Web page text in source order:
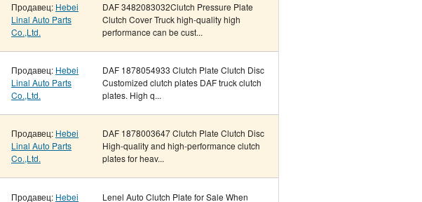
Продавец: Hebei
Linal Auto Parts
Co.,Ltd.
DAF 3482083032Clutch Pressure Plate
Clutch Cover Truck high-quality high
performance can be cust...
Продавец: Hebei
Linal Auto Parts
Co.,Ltd.
DAF 1878054933 Clutch Plate Clutch Disc
Customized clutch plates DAF truck clutch
plates. High q...
Продавец: Hebei
Linal Auto Parts
Co.,Ltd.
DAF 1878003647 Clutch Plate Clutch Disc
High-quality and high-performance clutch
plates for heav...
Продавец: Hebei Lenel Auto Clutch Plate for Sale When